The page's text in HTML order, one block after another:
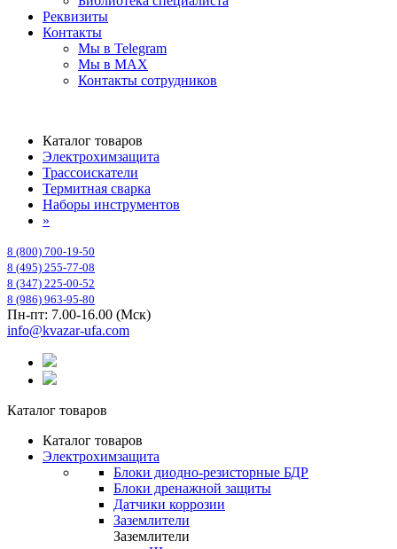
Реквизиты
Контакты
Мы в Telegram
Мы в MAX
Контакты сотрудников
Каталог товаров
Электрохимзащита
Трассоискатели
Термитная сварка
Наборы инструментов
»
8 (800) 700-19-50
8 (495) 255-77-08
8 (347) 225-00-52
8 (986) 963-95-80
Пн-пт: 7.00-16.00 (Мск)
info@kvazar-ufa.com
Каталог товаров
Каталог товаров
Электрохимзащита
Блоки диодно-резисторные БДР
Блоки дренажной защиты
Датчики коррозии
Заземлители
Заземлители